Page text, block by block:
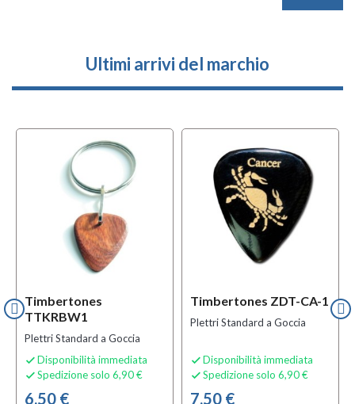
Ultimi arrivi del marchio
Timbertones
TTKRBW1
Plettri Standard a Goccia
 Disponibilità immediata
 Spedizione solo 6,90 €
6,50 €
Timbertones ZDT-CA-1
Plettri Standard a Goccia
 Disponibilità immediata
 Spedizione solo 6,90 €
7,50 €